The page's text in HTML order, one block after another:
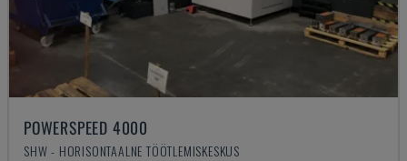
POWERSPEED 4000
SHW - HORISONTAALNE TÖÖTLEMISKESKUS